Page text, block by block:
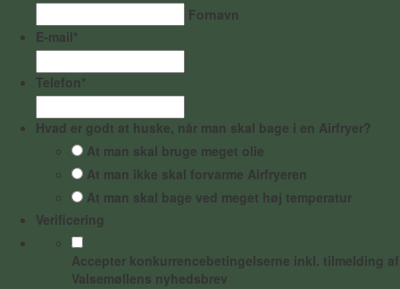
Fornavn
E-mail*
Telefon*
Hvad er godt at huske, når man skal bage i en Airfryer?
At man skal bruge meget olie
At man ikke skal forvarme Airfryeren
At man skal bage ved meget høj temperatur
Verificering
Accepter konkurrencebetingelserne inkl. tilmelding af
Valsemøllens nyhedsbrev